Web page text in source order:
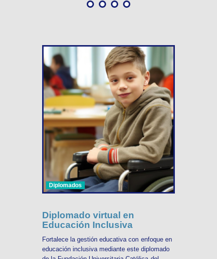
Diplomados
Diplomado virtual en
Educación Inclusiva
Fortalece la gestión educativa con enfoque en
educación inclusiva mediante este diplomado